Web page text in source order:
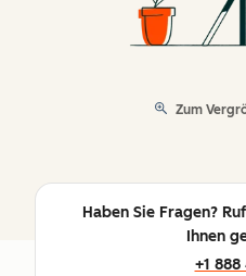
Zum
Haben Sie Fragen?
Ihnen
+1 888